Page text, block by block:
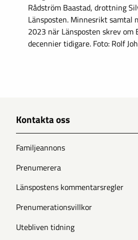
Rådström Baastad, drottning
Länsposten. Minnesrikt samtal
2023 när Länsposten skrev om
decennier tidigare. Foto: Rolf
Kontakta oss
Familjeannons
Prenumerera
Länspostens kommentarsregler
Prenumerationsvillkor
Utebliven tidning